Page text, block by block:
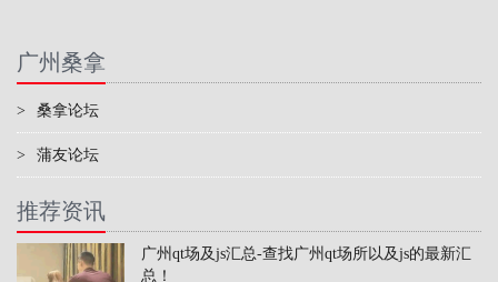
广州桑拿
> 桑拿论坛
> 蒲友论坛
推荐资讯
广州qt场及js汇总-查找广州qt场所以及js的最新汇
总！